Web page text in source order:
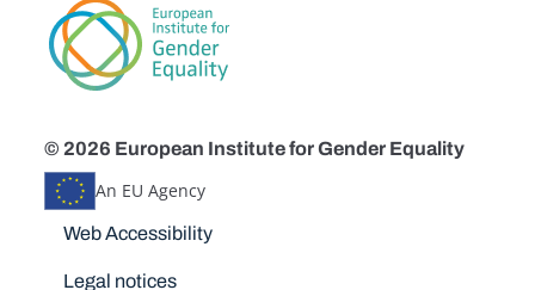
© 2026 European Institute for Gender Equality
An EU Agency
Disclaimers
Web Accessibility
Legal notices